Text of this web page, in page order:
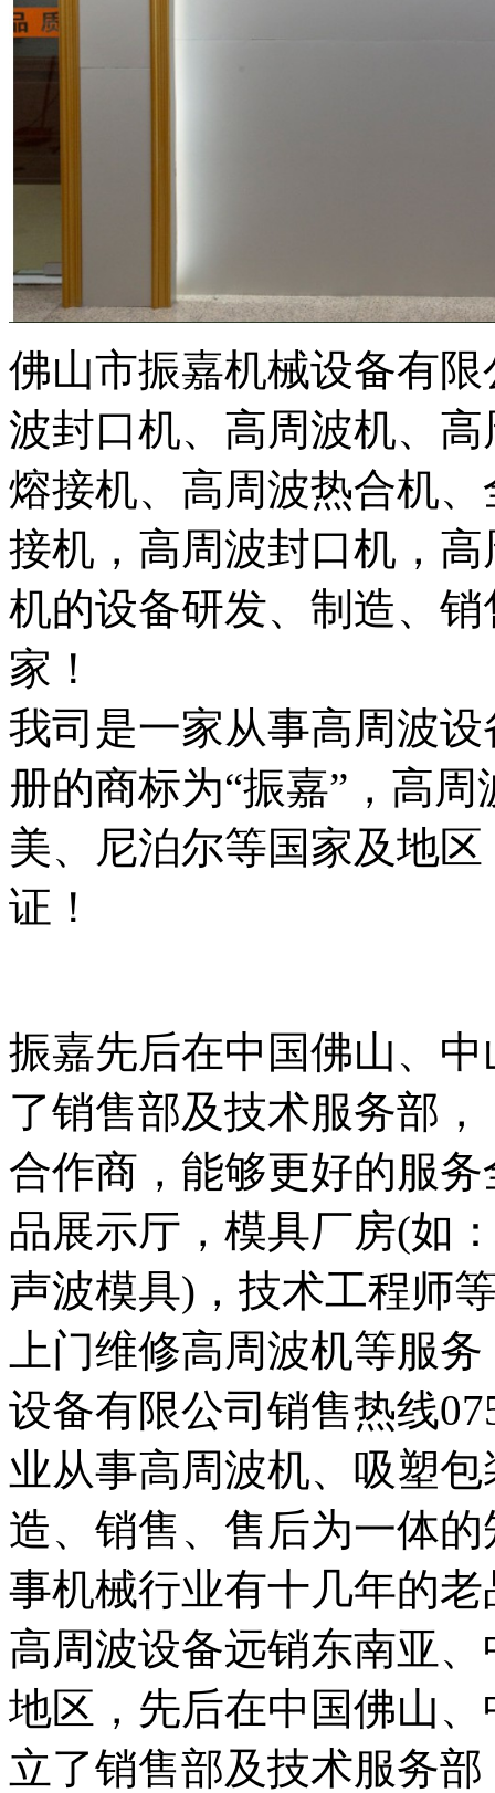
佛山市振嘉机械设备有
波封口机、高周波机、
熔接机、高周波热合机
接机，高周波封口机，
机的设备研发、制造、
家！
我司是一家从事高周波
册的商标为“振嘉”，高
美、尼泊尔等国家及地
证！
振嘉先后在中国佛山、
了销售部及技术服务部
合作商，能够更好的服
品展示厅，模具厂房(如
声波模具)，技术工程师
上门维修高周波机等服
设备有限公司销售热线
业从事高周波机、吸塑
造、销售、售后为一体
事机械行业有十几年的
高周波设备远销东南亚
地区，先后在中国佛山
立了销售部及技术服务